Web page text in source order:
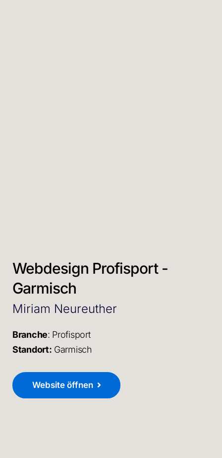
Webdesign Profisport -
Garmisch
Miriam Neureuther
Branche: Profisport
Standort: Garmisch
Website öffnen